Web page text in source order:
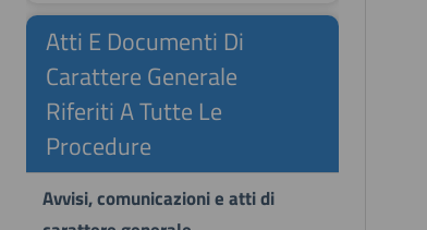
Atti E Documenti Di
Carattere Generale
Riferiti A Tutte Le
Procedure
Avvisi, comunicazioni e atti di